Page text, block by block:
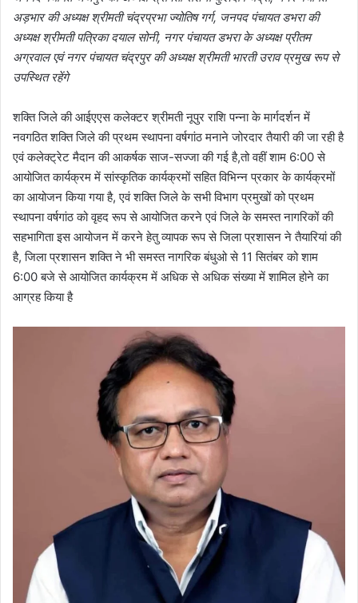
अड़भार की अध्यक्ष श्रीमती चंद्रप्रभा ज्योतिष गर्ग, जनपद पंचायत डभरा की
अध्यक्ष श्रीमती पत्रिका दयाल सोनी, नगर पंचायत डभरा के अध्यक्ष प्रीतम
अग्रवाल एवं नगर पंचायत चंद्रपुर की अध्यक्ष श्रीमती भारती उराव प्रमुख रूप से
उपस्थित रहेंगे
शक्ति जिले की आईएएस कलेक्टर श्रीमती नूपुर राशि पन्ना के मार्गदर्शन में
नवगठित शक्ति जिले की प्रथम स्थापना वर्षगांठ मनाने जोरदार तैयारी की जा रही है
एवं कलेक्ट्रेट मैदान की आकर्षक साज-सज्जा की गई है,तो वहीं शाम 6:00 से
आयोजित कार्यक्रम में सांस्कृतिक कार्यक्रमों सहित विभिन्न प्रकार के कार्यक्रमों
का आयोजन किया गया है, एवं शक्ति जिले के सभी विभाग प्रमुखों को प्रथम
स्थापना वर्षगांठ को वृहद रूप से आयोजित करने एवं जिले के समस्त नागरिकों की
सहभागिता इस आयोजन में करने हेतु व्यापक रूप से जिला प्रशासन ने तैयारियां की
है, जिला प्रशासन शक्ति ने भी समस्त नागरिक बंधुओ से 11 सितंबर को शाम
6:00 बजे से आयोजित कार्यक्रम में अधिक से अधिक संख्या में शामिल होने का
आग्रह किया है